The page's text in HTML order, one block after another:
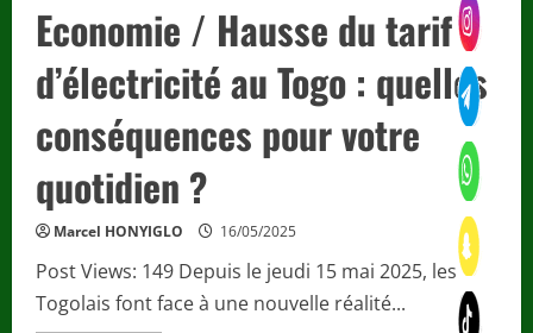
président
de
la
FTF
Economie / Hausse du tarif
d’électricité au Togo : quelles
conséquences pour votre
quotidien ?
Marcel HONYIGLO 16/05/2025
Post Views: 149 Depuis le jeudi 15 mai 2025, les
Togolais font face à une nouvelle réalité...